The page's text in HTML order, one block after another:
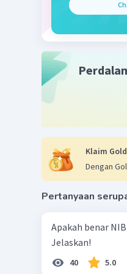
harus
militer
rencana
Upaya ini
fokus
Klaim
Dengan
Pertanyaan
Apakah benar
Jelaskan!
40 5.0